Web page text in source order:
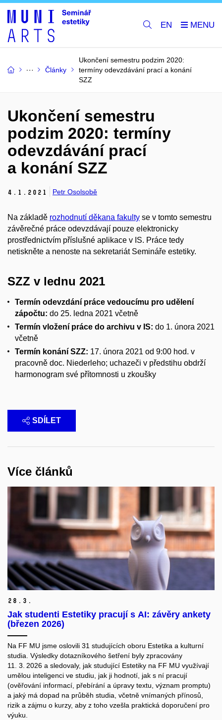
EN
Články
Ukončení semestru podzim 2020:
termíny odevzdávání prací a konání
SZZ
Ukončení semestru
podzim 2020: termíny
odevzdávání prací
a konání SZZ
4. 1. 2021 Petr Osolsobě
Na základě rozhodnutí děkana fakulty se v tomto semestru
závěrečné práce odevzdávají pouze elektronicky
prostřednictvím příslušné aplikace v IS. Práce tedy
netiskněte a nenoste na sekretariát Semináře estetiky.
SZZ v lednu 2021
Termín odevzdání práce vedoucímu pro udělení
zápočtu: do 25. ledna 2021 včetně
Termín vložení práce do archivu v IS: do 1. února 2021
včetně
Termín konání SZZ: 17. února 2021 od 9:00 hod. v
pracovně doc. Niederleho; uchazeči v předstihu obdrží
harmonogram své přítomnosti u zkoušky
SDÍLET
Více článků
28. 3.
Jak studenti Estetiky pracují s AI: závěry ankety
(březen 2026)
Na FF MU jsme oslovili 31 studujících oboru Estetika a kulturní
studia. Výsledky dotazníkového šetření byly zpracovány
11. 3. 2026 a sledovaly, jak studující Estetiky na FF MU využívají
umělou inteligenci ve studiu, jak ji hodnotí, jak s ní pracují
(ověřování informací, přebírání a úpravy textu, význam promptu)
a jaký má dopad na průběh studia, včetně vnímaných přínosů,
rizik a zájmu o kurzy, aby z toho vzešla praktická doporučení pro
výuku.